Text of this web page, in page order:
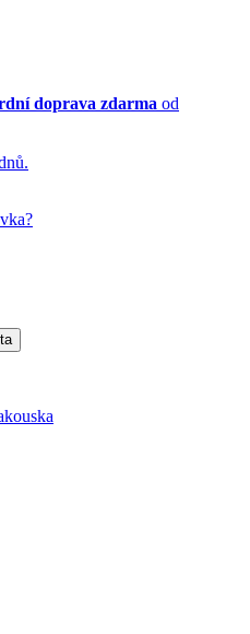
doprava zdarma od